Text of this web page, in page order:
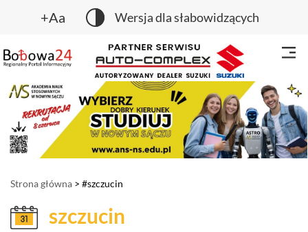
+Aa Wersja dla słabowidzących
Strona główna > #szczucin
szczucin